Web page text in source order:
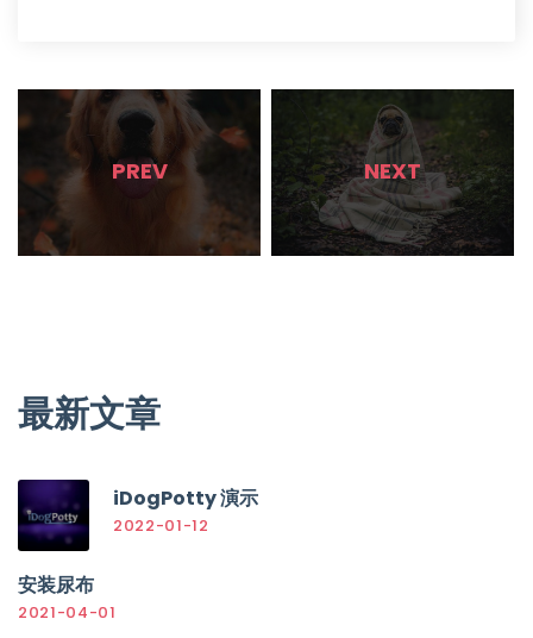
PREV NEXT
最新文章
iDogPotty 演示
2022-01-12
安装尿布
2021-04-01